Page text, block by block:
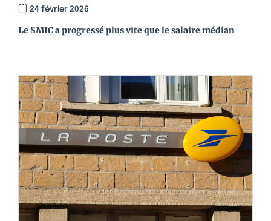
24 février 2026
Le SMIC a progressé plus vite que le salaire médian